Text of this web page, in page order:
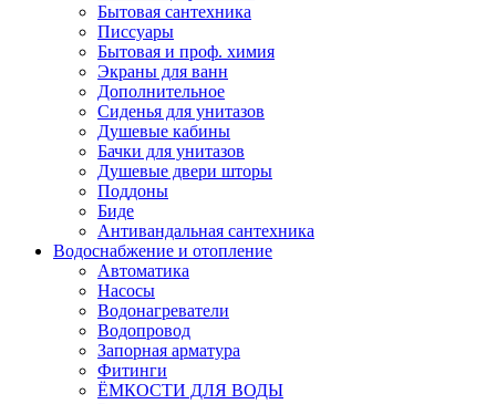
Бытовая сантехника
Писсуары
Бытовая и проф. химия
Экраны для ванн
Дополнительное
Сиденья для унитазов
Душевые кабины
Бачки для унитазов
Душевые двери шторы
Поддоны
Биде
Антивандальная сантехника
Водоснабжение и отопление
Автоматика
Насосы
Водонагреватели
Водопровод
Запорная арматура
Фитинги
ЁМКОСТИ ДЛЯ ВОДЫ